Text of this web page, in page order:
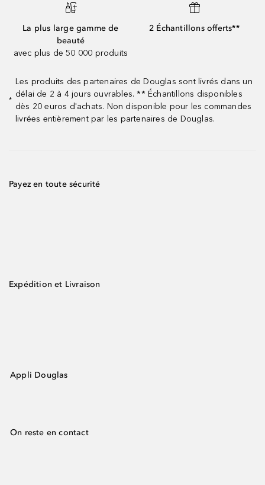
La plus large gamme de
beauté
avec plus de 50 000 produits
2 Échantillons offerts**
*
Les produits des partenaires de Douglas sont livrés dans un
délai de 2 à 4 jours ouvrables. ** Échantillons disponibles
dès 20 euros d'achats. Non disponible pour les commandes
livrées entièrement par les partenaires de Douglas.
Payez en toute sécurité
Expédition et Livraison
Appli Douglas
On reste en contact